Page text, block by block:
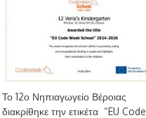
Το 12ο Νηπιαγωγείο Βέροιας
διακρίθηκε την ετικέτα “EU Code